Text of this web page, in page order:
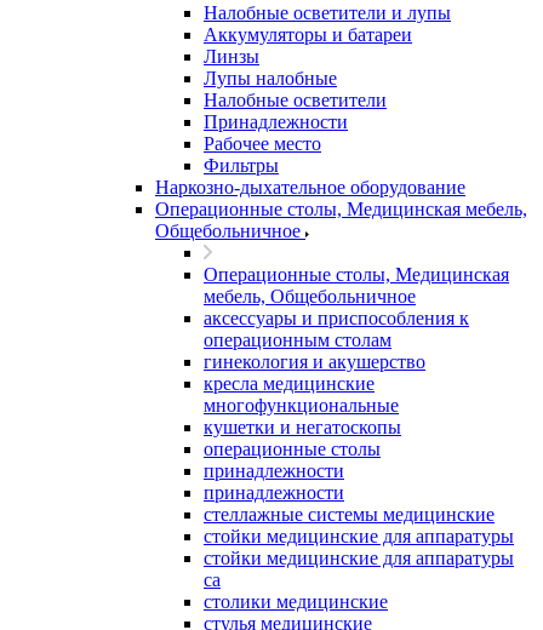
Налобные осветители и лупы
Аккумуляторы и батареи
Линзы
Лупы налобные
Налобные осветители
Принадлежности
Рабочее место
Фильтры
Наркозно-дыхательное оборудование
Операционные столы, Медицинская мебель,
Общебольничное
Операционные столы, Медицинская
мебель, Общебольничное
аксессуары и приспособления к
операционным столам
гинекология и акушерство
кресла медицинские
многофункциональные
кушетки и негатоскопы
операционные столы
принадлежности
принадлежности
стеллажные системы медицинские
стойки медицинские для аппаратуры
стойки медицинские для аппаратуры
са
столики медицинские
стулья медицинские